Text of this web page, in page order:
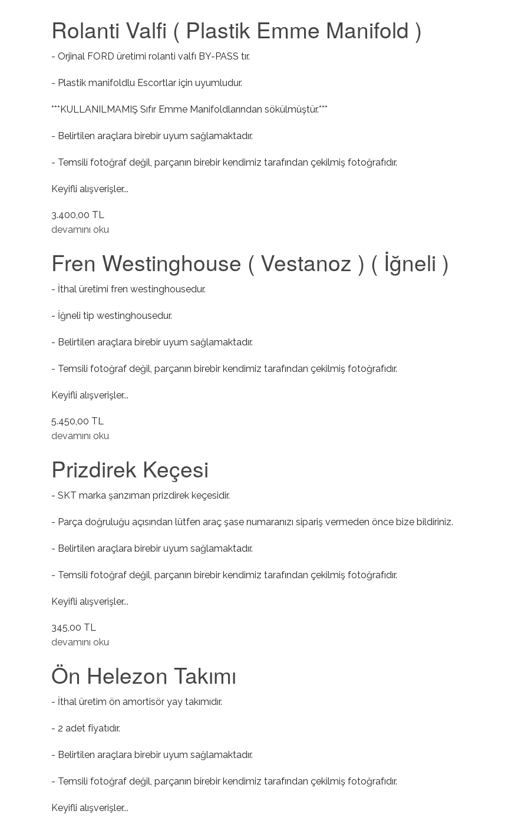
Rolanti Valfi ( Plastik Emme Manifold )
- Orjinal FORD üretimi rolanti valfı BY-PASS tır.
- Plastik manifoldlu Escortlar için uyumludur.
***KULLANILMAMIŞ Sıfır Emme Manifoldlarından sökülmüştür.***
- Belirtilen araçlara birebir uyum sağlamaktadır.
- Temsili fotoğraf değil, parçanın birebir kendimiz tarafından çekilmiş fotoğrafıdır.
Keyifli alışverişler...
3.400,00 TL
Rolanti Valfi ( Plastik Emme Manifold ) hakkında
devamını oku
Fren Westinghouse ( Vestanoz ) ( İğneli )
- İthal üretimi fren westinghousedur.
- İğneli tip westinghousedur.
- Belirtilen araçlara birebir uyum sağlamaktadır.
- Temsili fotoğraf değil, parçanın birebir kendimiz tarafından çekilmiş fotoğrafıdır.
Keyifli alışverişler...
5.450,00 TL
Fren Westinghouse ( Vestanoz ) ( İğneli ) hakkında
devamını oku
Prizdirek Keçesi
- SKT marka şanzıman prizdirek keçesidir.
- Parça doğruluğu açısından lütfen araç şase numaranızı sipariş vermeden önce bize bildiriniz.
- Belirtilen araçlara birebir uyum sağlamaktadır.
- Temsili fotoğraf değil, parçanın birebir kendimiz tarafından çekilmiş fotoğrafıdır.
Keyifli alışverişler...
345,00 TL
Prizdirek Keçesi hakkında
devamını oku
Ön Helezon Takımı
- İthal üretim ön amortisör yay takımıdır.
- 2 adet fiyatıdır.
- Belirtilen araçlara birebir uyum sağlamaktadır.
- Temsili fotoğraf değil, parçanın birebir kendimiz tarafından çekilmiş fotoğrafıdır.
Keyifli alışverişler...